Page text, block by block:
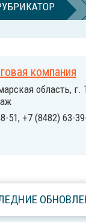
компания
область, г.
51, +7 (8482) 63-